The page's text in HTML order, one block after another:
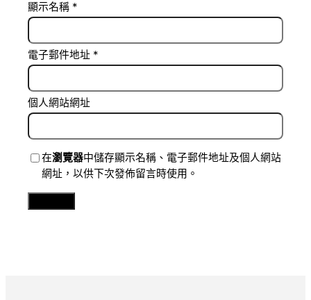
顯示名稱 *
電子郵件地址 *
個人網站網址
在瀏覽器中儲存顯示名稱、電子郵件地址及個人網站
網址，以供下次發佈留言時使用。